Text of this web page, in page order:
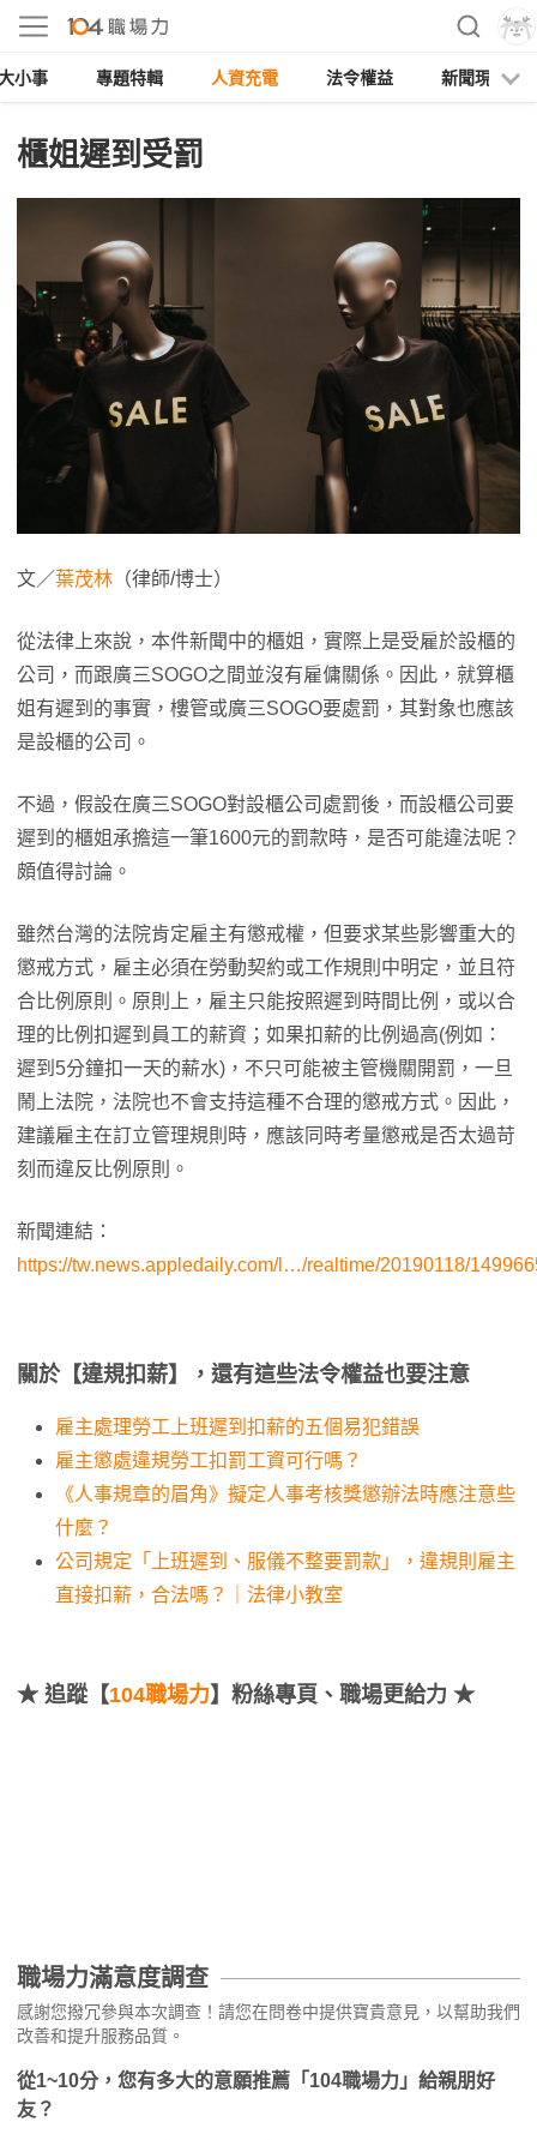
小事 專題特輯 人資充電 法令權益 新聞現場
櫃姐遲到受罰
文／葉茂林 （律師/博士）
從法律上來說，本件新聞中的櫃姐，實際上是受雇於設櫃的
公司，而跟廣三SOGO之間並沒有雇傭關係。因此，就算櫃
姐有遲到的事實，樓管或廣三SOGO要處罰，其對象也應該
是設櫃的公司。
不過，假設在廣三SOGO對設櫃公司處罰後，而設櫃公司要
遲到的櫃姐承擔這一筆1600元的罰款時，是否可能違法呢？
頗值得討論。
雖然台灣的法院肯定雇主有懲戒權，但要求某些影響重大的
懲戒方式，雇主必須在勞動契約或工作規則中明定，並且符
合比例原則。原則上，雇主只能按照遲到時間比例，或以合
理的比例扣遲到員工的薪資；如果扣薪的比例過高(例如：
遲到5分鐘扣一天的薪水)，不只可能被主管機關開罰，一旦
鬧上法院，法院也不會支持這種不合理的懲戒方式。因此，
建議雇主在訂立管理規則時，應該同時考量懲戒是否太過苛
刻而違反比例原則。
新聞連結：
https://tw.news.appledaily.com/l…/realtime/20190118/
關於【違規扣薪】，還有這些法令權益也要注意
雇主處理勞工上班遲到扣薪的五個易犯錯誤
雇主懲處違規勞工扣罰工資可行嗎？
《人事規章的眉角》擬定人事考核獎懲辦法時應注意些
什麼？
公司規定「上班遲到、服儀不整要罰款」，違規則雇主
直接扣薪，合法嗎？｜法律小教室
★ 追蹤【104職場力】粉絲專頁、職場更給力 ★
職場力滿意度調查
感謝您撥冗參與本次調查！請您在問卷中提供寶貴意見，以幫助我們
改善和提升服務品質。
從1~10分，您有多大的意願推薦「104職場力」給親朋好
友？